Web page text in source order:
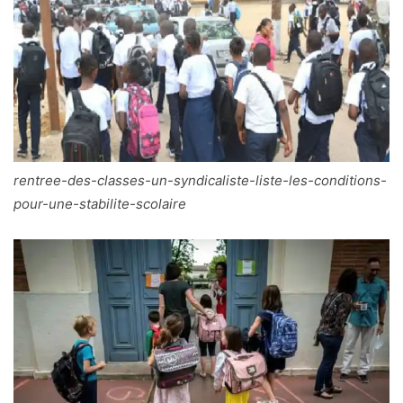
rentree-des-classes-un-syndicaliste-liste-les-conditions-
pour-une-stabilite-scolaire